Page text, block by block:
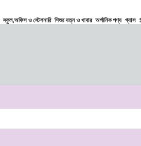
স্কুল,অফিস ও স্টেশনারি শিশুর যত্ন ও খাবার অর্গানিক পণ্য গ্যাস